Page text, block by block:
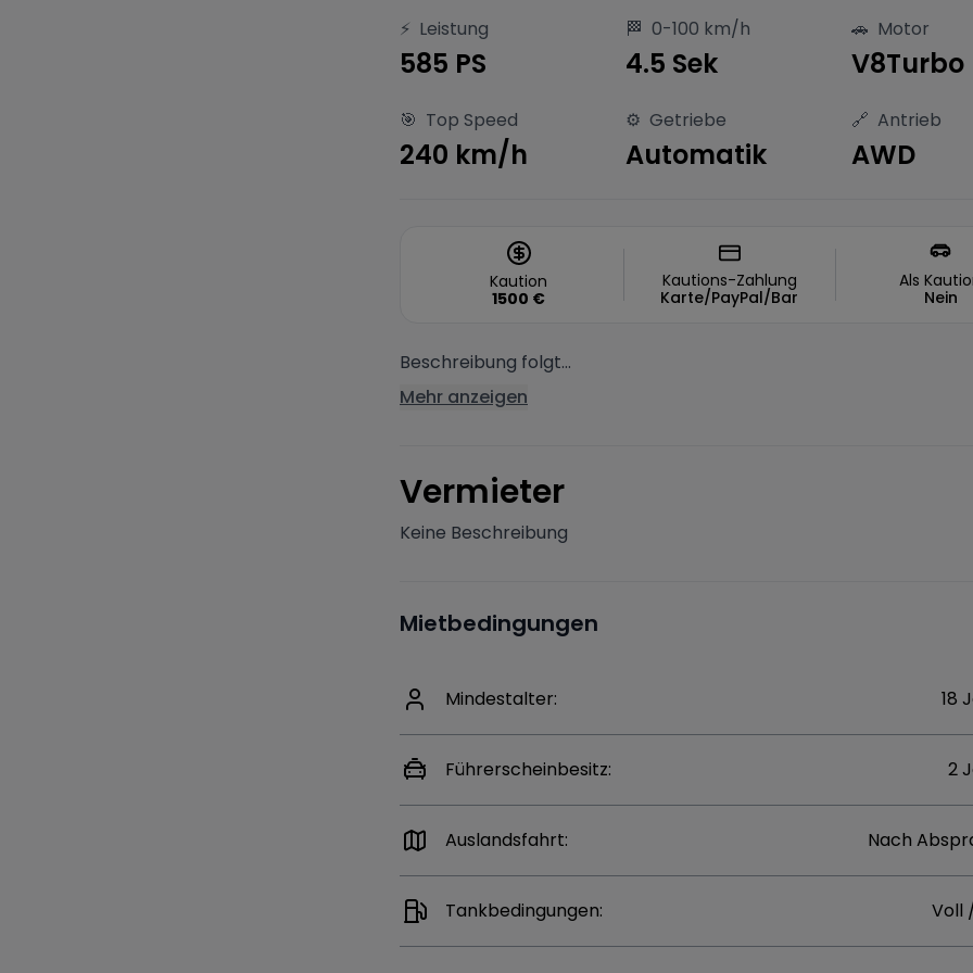
⚡ Leistung
585 PS
🏁 0-100 km/h
4.5 Sek
🚗 Motor
V8Turbo
🎯 Top Speed
240 km/h
⚙️ Getriebe
Automatik
🔗 Antrieb
AWD
Kaution
1500 €
Kautions-Zahlung
Karte/PayPal/Bar
Als
Nein
Beschreibung folgt...
Mehr anzeigen
Vermieter
Keine Beschreibung
Mietbedingungen
Mindestalter: 18
Führerscheinbesitz: 2
Auslandsfahrt: Nach
Tankbedingungen: Voll